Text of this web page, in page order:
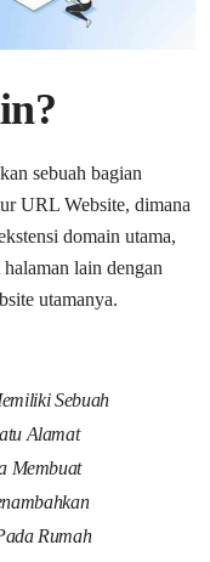
sebuah bagian
URL Website, dimana
domain utama,
lain dengan
utamanya.
Sebuah
Alamat
Membuat
Rumah